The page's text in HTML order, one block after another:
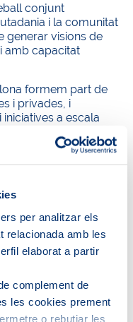
per analitzar els
relacionada amb les
elaborat a partir
complement de
les cookies prement
o rebutjar les
conjunt
i la comunitat
generar visions de
amb capacitat
formem part de
i privades, i
a escala
en la força de
Iniciatives de